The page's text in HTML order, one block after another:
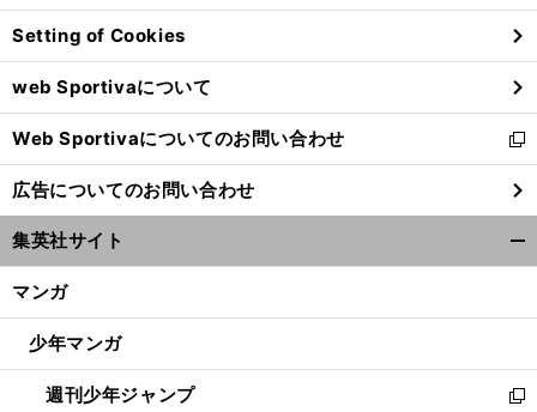
ン
ド
ウ
で
開
く
Setting of Cookies
web Sportivaについて
Web Sportivaについてのお問い合わせ
新
し
い
ウ
ィ
ン
ウ
開
く
広告についてのお問い合わせ
集英社サイト
マンガ
少年マンガ
週刊少年ジャンプ
新